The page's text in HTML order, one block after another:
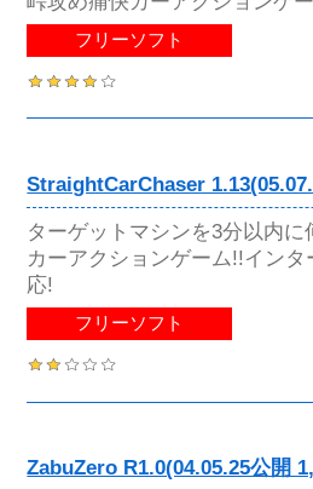
フリーソフト
StraightCarChaser
ターゲットマシンを3分以内
カーアクションゲーム!!イン
応!
フリーソフト
ZabuZero R1.0(04.05.25公開